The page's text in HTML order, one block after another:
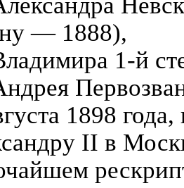
— 1888),
1-й
1898
II в